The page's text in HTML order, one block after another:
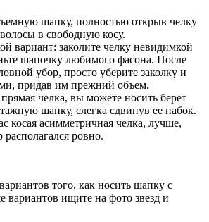
шапку, полностью открыв челку
в свободную косу.
вариант: заколите челку невидимкой
шапочку любимого фасона. После
убор, просто уберите заколку и
придав им прежний объем.
челка, вы можете носить берет
шапку, слегка сдвинув ее набок.
косая асимметричная челка, лучше,
ровно.
того, как носить шапку с
ищите на фото звезд и